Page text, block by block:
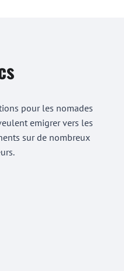
pour les nomades
emigrer vers les
sur de nombreux